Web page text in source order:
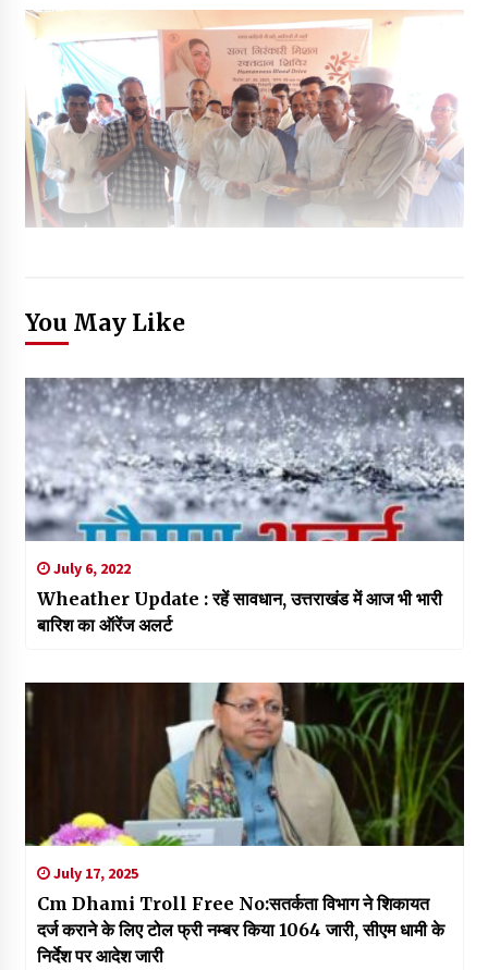
You May Like
July 6, 2022
Wheather Update : रहें सावधान, उत्तराखंड में आज भी भारी
बारिश का ऑरेंज अलर्ट
July 17, 2025
Cm Dhami Troll Free No:सतर्कता विभाग ने शिकायत
दर्ज कराने के लिए टोल फ्री नम्बर किया 1064 जारी, सीएम धामी के
निर्देश पर आदेश जारी